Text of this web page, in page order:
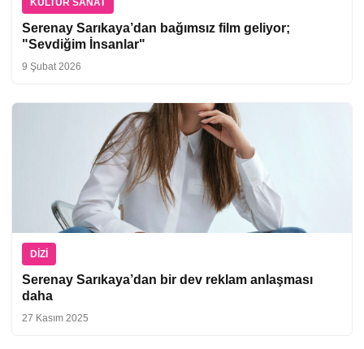
KÜLTÜR SANAT
Serenay Sarıkaya’dan bağımsız film geliyor;
"Sevdiğim İnsanlar"
9 Şubat 2026
DIZI
Serenay Sarıkaya’dan bir dev reklam anlaşması
daha
27 Kasım 2025